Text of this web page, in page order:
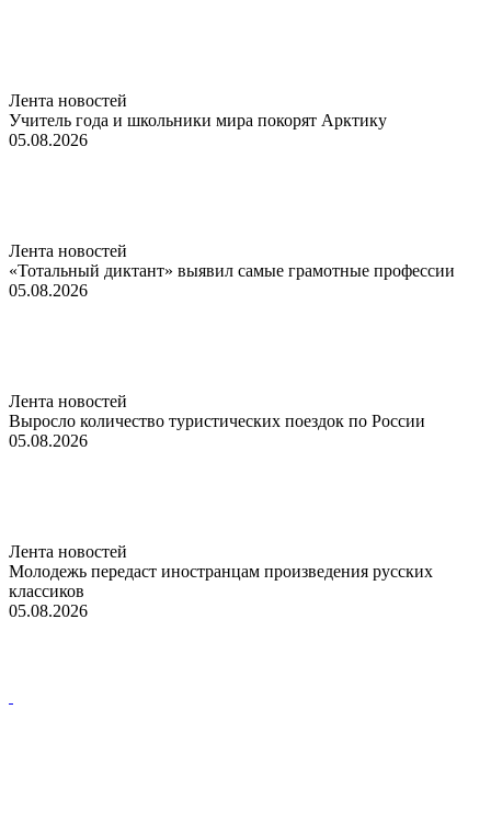
Лента новостей
Учитель года и школьники мира покорят Арктику
05.08.2026
Лента новостей
«Тотальный диктант» выявил самые грамотные профессии
05.08.2026
Лента новостей
Выросло количество туристических поездок по России
05.08.2026
Лента новостей
Молодежь передаст иностранцам произведения русских
классиков
05.08.2026